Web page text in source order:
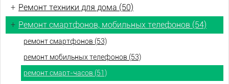
+ Ремонт техники для дома (50)
+ Ремонт смартфонов, мобильных телефонов (54)
ремонт смартфонов (53)
ремонт мобильных телефонов (53)
ремонт смарт-часов (51)